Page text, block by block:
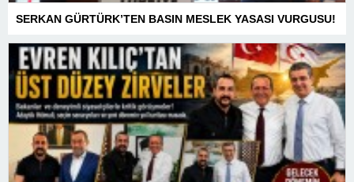
SERKAN GÜRTÜRK’TEN BASIN MESLEK YASASI VURGUSU!